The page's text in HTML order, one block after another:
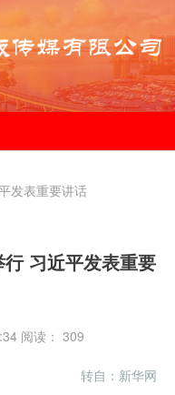
发表重要讲话
习近平发表重要
阅读： 309
转自：新华网